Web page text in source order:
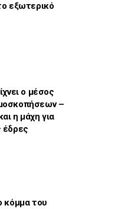
εξωτερικό
ο μέσος
–
η μάχη για
έδρες
κόμμα του